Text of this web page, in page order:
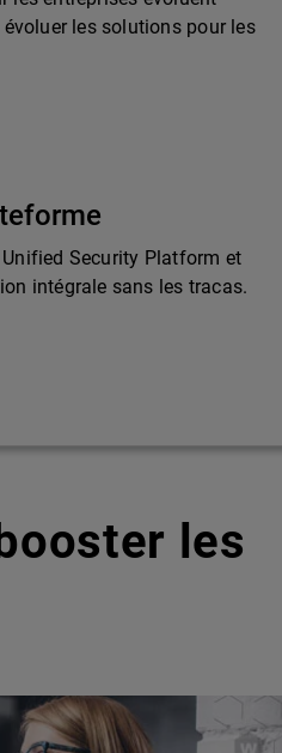
les solutions pour les
Security Platform et
intégrale sans les tracas.
les